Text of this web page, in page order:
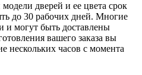
дверей и ее цвета срок
до 30 рабочих дней. Многие
и могут быть доставлены
вашего заказа вы
нескольких часов с момента